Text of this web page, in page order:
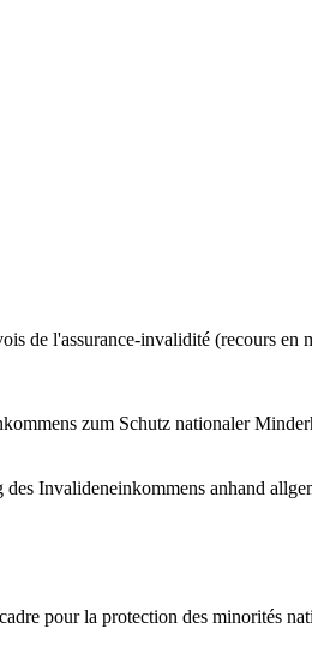
de l'assurance-invalidité (recours en
zum Schutz nationaler
Invalideneinkommens anhand
pour la protection des minorités